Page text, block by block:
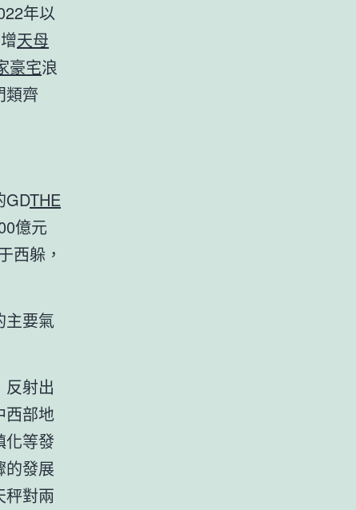
年以
天母
豪宅浪
類齊
GDTHE
億元
西躲，
主要氣
反射出
西部地
化等發
的發展
秤對兩